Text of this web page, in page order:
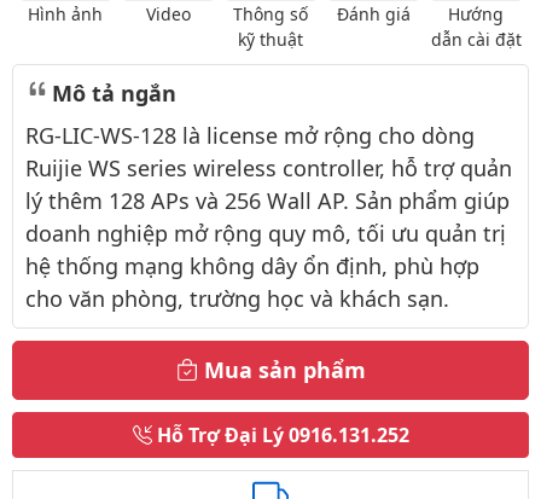
Hình ảnh Video
Thông số
kỹ thuật
Đánh giá
Hướng
dẫn cài đặt
Mô tả ngắn
RG-LIC-WS-128 là license mở rộng cho dòng
Ruijie WS series wireless controller, hỗ trợ quản
lý thêm 128 APs và 256 Wall AP. Sản phẩm giúp
doanh nghiệp mở rộng quy mô, tối ưu quản trị
hệ thống mạng không dây ổn định, phù hợp
cho văn phòng, trường học và khách sạn.
Mua sản phẩm
Hỗ Trợ Đại Lý0916.131.252